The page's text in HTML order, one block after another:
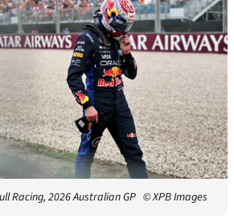
Racing, 2026 Australian GP © XPB Images